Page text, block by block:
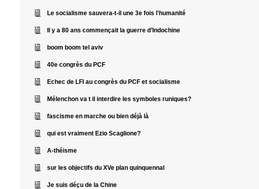
Le socialisme sauvera-t-il une 3e fois l'humanité
Il y a 80 ans commençait la guerre d’Indochine
boom boom tel aviv
40e congrès du PCF
Echec de LFI au congrès du PCF et socialisme
Mélenchon va t il interdire les symboles runiques?
fascisme en marche ou bien déjà là
qui est vraiment Ezio Scaglione?
A-théisme
sur les objectifs du XVe plan quinquennal
Je suis déçu de la Chine